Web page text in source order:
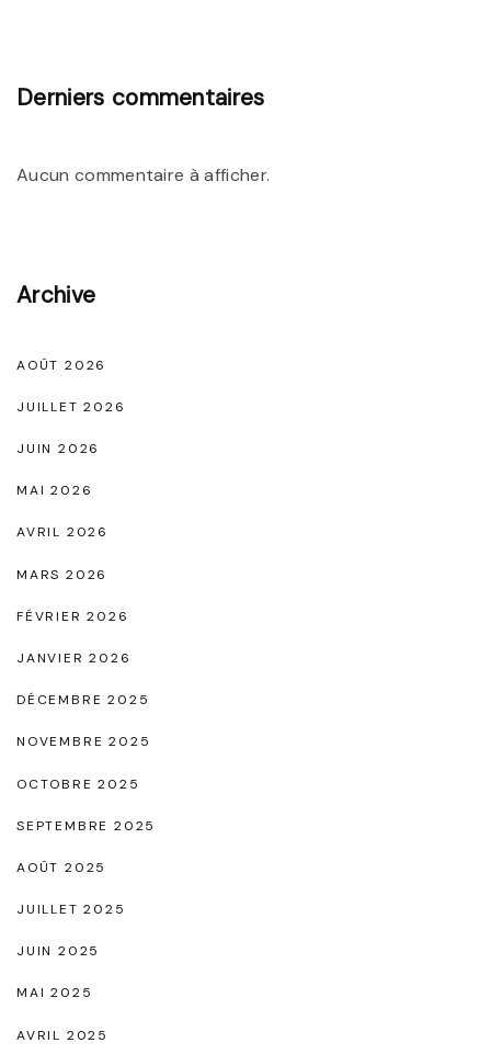
h
d
o
i
r
Derniers commentaires
Aucun commentaire à afficher.
Archive
AOÛT 2026
JUILLET 2026
JUIN 2026
MAI 2026
AVRIL 2026
MARS 2026
FÉVRIER 2026
JANVIER 2026
DÉCEMBRE 2025
NOVEMBRE 2025
OCTOBRE 2025
SEPTEMBRE 2025
AOÛT 2025
JUILLET 2025
JUIN 2025
MAI 2025
AVRIL 2025